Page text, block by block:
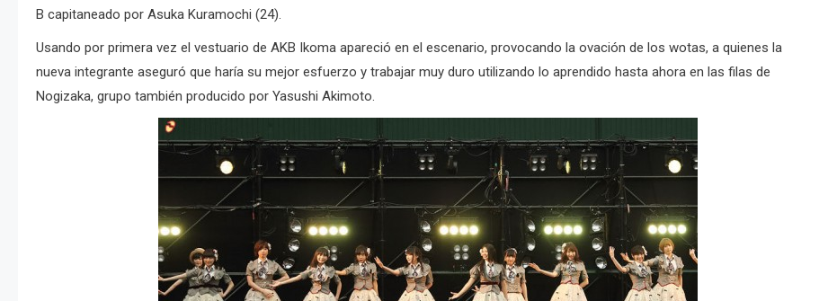
B capitaneado por Asuka Kuramochi (24).
Usando por primera vez el vestuario de AKB Ikoma apareció en el escenario, provocando la ovación de los wotas, a quienes la
nueva integrante aseguró que haría su mejor esfuerzo y trabajar muy duro utilizando lo aprendido hasta ahora en las filas de
Nogizaka, grupo también producido por Yasushi Akimoto.